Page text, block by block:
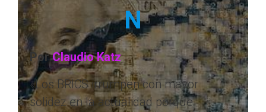
N
PorClaudio Katz
«Los BRICS irrumpen con mayor
solidez en la actualidad porque